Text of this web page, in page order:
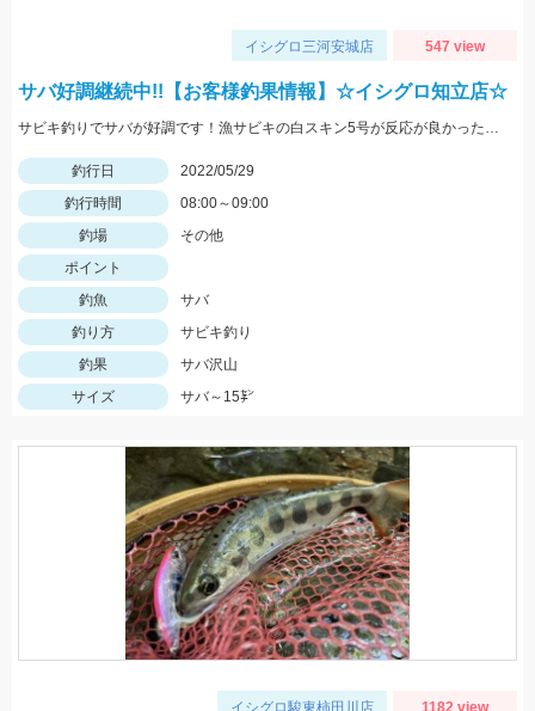
イシグロ三河安城店 547 view
サバ好調継続中!!【お客様釣果情報】☆イシグロ知立店☆
サビキ釣りでサバが好調です！漁サビキの白スキン5号が反応が良かったそうです♪
釣行日
2022/05/29
釣行時間
08:00～09:00
釣場
その他
ポイント
釣魚
サバ
釣り方
サビキ釣り
釣果
サバ沢山
サイズ
サバ～15㌢
イシグロ駿東柿田川店 1182 view